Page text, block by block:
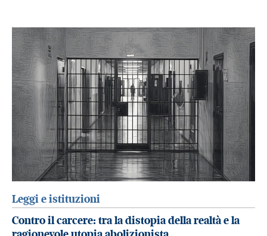
Leggi e istituzioni
Contro il carcere: tra la distopia della realtà e la